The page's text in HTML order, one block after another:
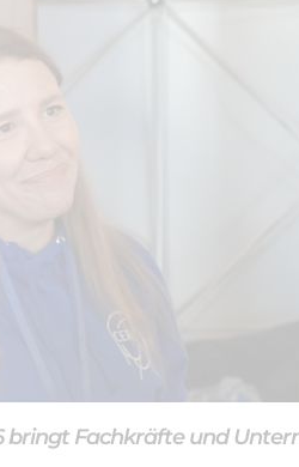
bringt Fachkräfte und